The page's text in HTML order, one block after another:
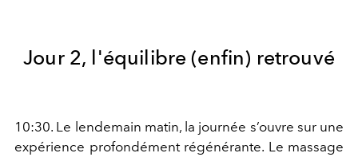
Jour 2, l'équilibre (enfin) retrouvé
10:30. Le lendemain matin, la journée s’ouvre sur une
expérience profondément régénérante. Le massage